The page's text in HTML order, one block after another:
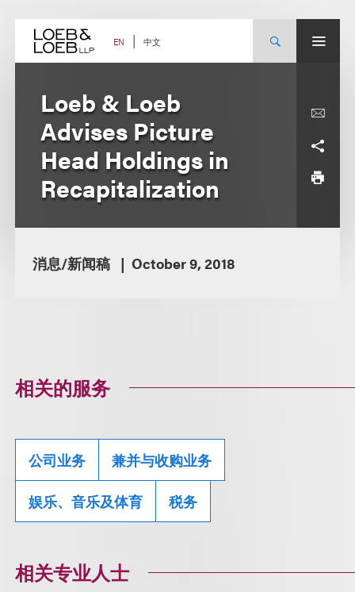
content EN 中文
Loeb & Loeb
Advises Picture
Head Holdings in
Recapitalization
消息/新闻稿 October 9, 2018
相关的服务
公司业务 兼并与收购业务
娱乐、音乐及体育 税务
相关专业人士